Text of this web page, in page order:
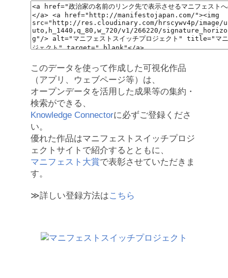
このデータを使って作成した可視化作品
（アプリ、ウェブページ等）は、
オープンデータを活用した成果等の集約・
検索ができる、
Knowledge Connectorに必ずご登録くださ
い。
優れた作品はマニフェストスイッチプロジ
ェクトサイトで紹介するとともに、
マニフェスト大賞で表彰させていただきま
す。
≫詳しい登録方法はこちら